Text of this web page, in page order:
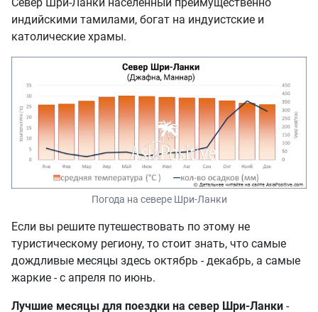
индийскими тамилами, богат на индуистские и
католические храмы.
Погода на севере Шри-Ланки
Если вы решите путешествовать по этому не
туристическому региону, то стоит знать, что самые
дождливые месяцы здесь октябрь - декабрь, а самые
жаркие - с апреля по июнь.
Лучшие месяцы для поездки на север Шри-Ланки -